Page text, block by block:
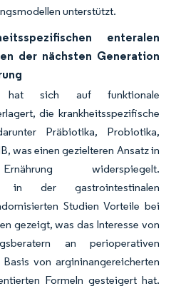
unterstützt.
enteralen
der nächsten Generation
hat sich auf funktionale
die krankheitsspezifische
Präbiotika, Probiotika,
was einen gezielteren Ansatz in
widerspiegelt.
in der gastrointestinalen
Studien Vorteile bei
gezeigt, was das Interesse von
an perioperativen
von argininangereicherten
Formeln gesteigert hat.